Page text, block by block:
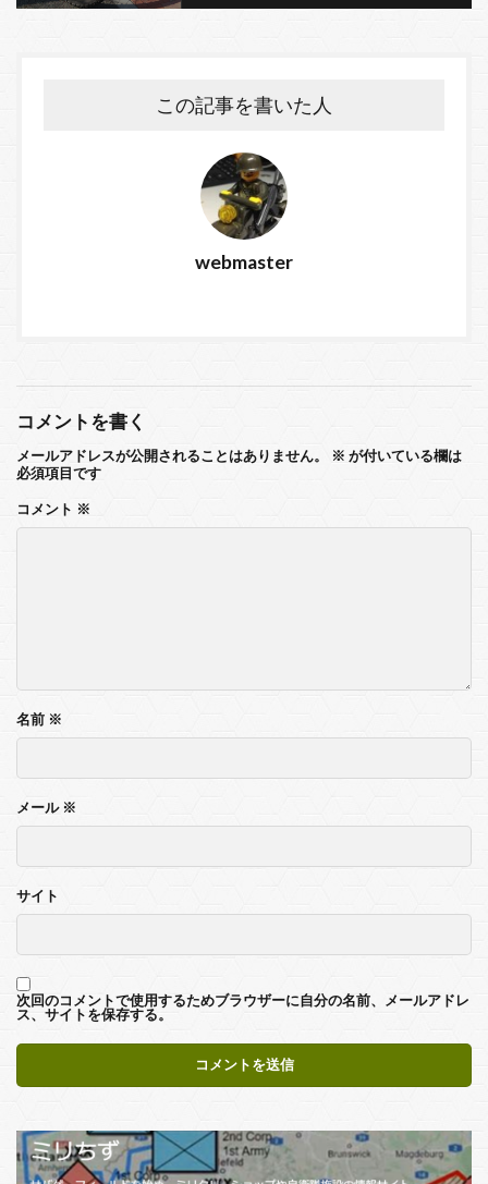
この記事を書いた人
webmaster
コメントを書く
メールアドレスが公開されることはありません。 ※ が付いている欄は
必須項目です
コメント ※
名前 ※
メール※
サイト
次回のコメントで使用するためブラウザーに自分の名前、メールアドレ
ス、サイトを保存する。